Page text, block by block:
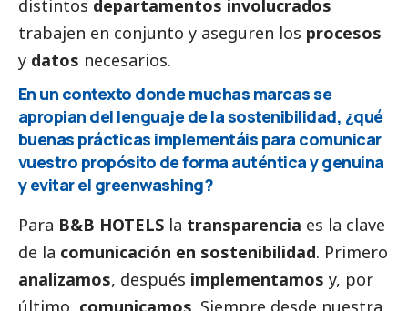
distintos departamentos involucrados
trabajen en conjunto y aseguren los procesos
y datos necesarios.
En un contexto donde muchas marcas se
apropian del lenguaje de la sostenibilidad, ¿qué
buenas prácticas implementáis para comunicar
vuestro propósito de forma auténtica y genuina
y evitar el greenwashing?
Para B&B HOTELS la transparencia es la clave
de la comunicación en sostenibilidad. Primero
analizamos, después implementamos y, por
último, comunicamos. Siempre desde nuestra